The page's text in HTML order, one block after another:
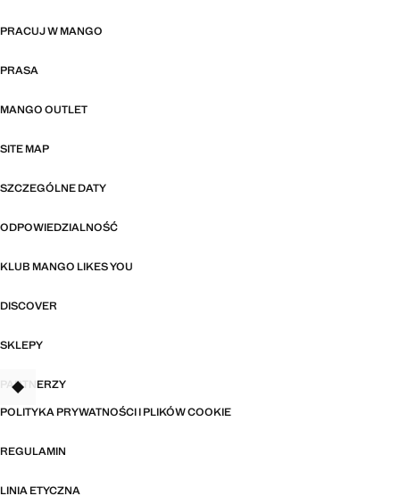
PRACUJ W MANGO
PRASA
MANGO OUTLET
SITE MAP
SZCZEGÓLNE DATY
ODPOWIEDZIALNOŚĆ
KLUB MANGO LIKES YOU
DISCOVER
SKLEPY
PARTNERZY
POLITYKA PRYWATNOŚCI I PLIKÓW COOKIE
REGULAMIN
LINIA ETYCZNA